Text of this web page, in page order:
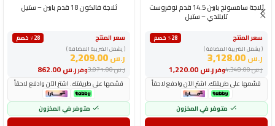
ثلاجة سامسونج بابين 14.5 قدم نوفروست
تايلندي – ستيل
سعر المنتج
٪28 خصم
( يشمل الضريبة المضافة )
ر.س3,128.00
وفرر.س ر.س4,348.00
قسّمها على طريقتك. اشترِ الآن وادفع لاحقاً
متوفر في المخزون
ثلاجة فالكون 18 قدم بابين – ستيل
سعر المنتج
٪28 خصم
( يشمل الضريبة المضافة )
ر.س2,209.00
وفرر.س ر.س3,071.00
قسّمها على طريقتك. اشترِ الآن وادفع لاحقاً
متوفر في المخزون